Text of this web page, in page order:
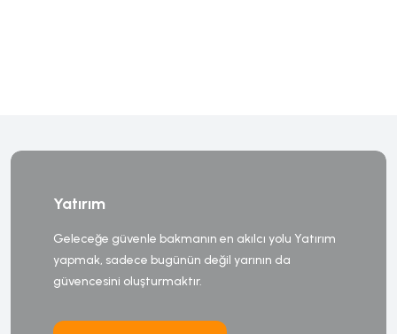
Yatırım
Geleceğe güvenle bakmanın en akılcı yolu Yatırım
yapmak, sadece bugünün değil yarının da
güvencesini oluşturmaktır.